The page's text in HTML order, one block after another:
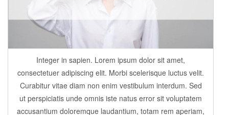
Integer in sapien. Lorem ipsum dolor sit amet,
consectetuer adipiscing elit. Morbi scelerisque luctus velit.
Curabitur vitae diam non enim vestibulum interdum. Sed
ut perspiciatis unde omnis iste natus error sit voluptatem
accusantium doloremque laudantium, totam rem aperiam,